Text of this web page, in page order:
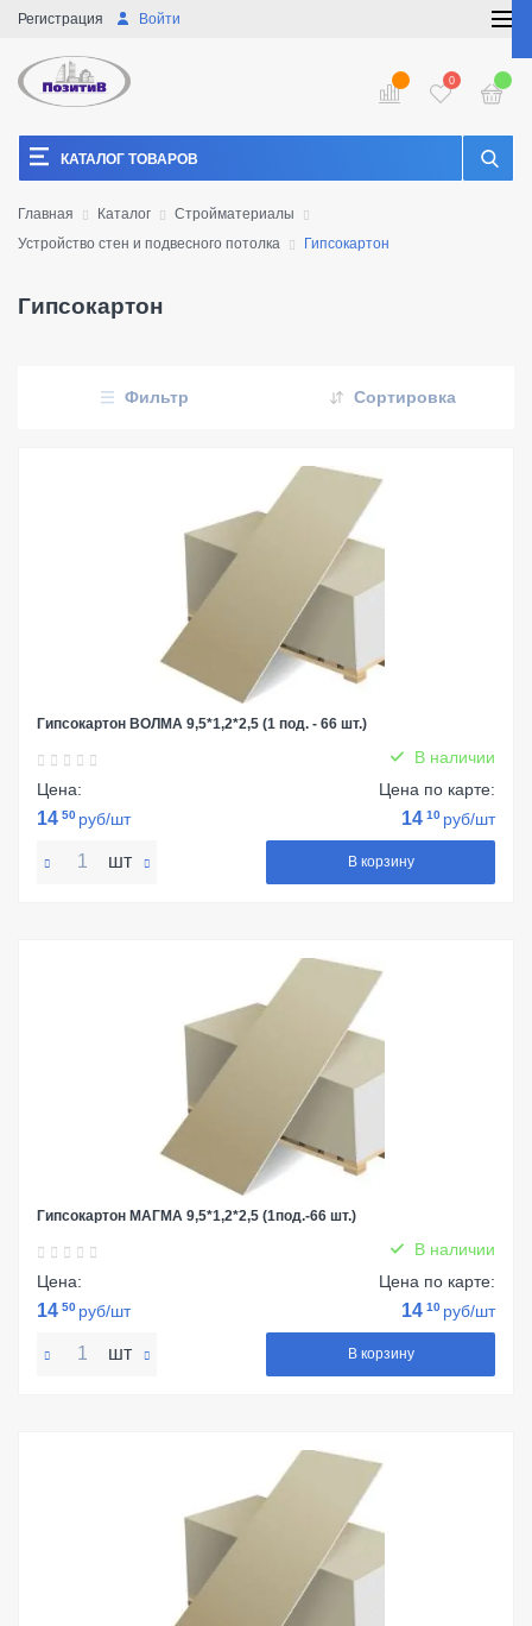
Войти
Регистрация
0
КАТАЛОГ ТОВАРОВ
Главная Каталог
Стройматериалы
Устройство стен и подвесного потолка
Гипсокартон
Гипсокартон
Фильтр Сортировка
Гипсокартон ВОЛМА 9,5*1,2*2,5 (1 под. - 66 шт.)
В наличии
Цена:
14 50 руб/шт
Цена по карте:
14 10 руб/шт
шт В корзину
Гипсокартон МАГМА 9,5*1,2*2,5 (1под.-66 шт.)
В наличии
Цена:
14 50 руб/шт
Цена по карте:
14 10 руб/шт
шт В корзину